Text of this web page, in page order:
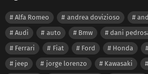
Alfa Romeo andrea dovizioso
Audi
auto Bmw dani
Ferrari
Fiat Ford Honda
jeep
jorge lorenzo Kawasaki